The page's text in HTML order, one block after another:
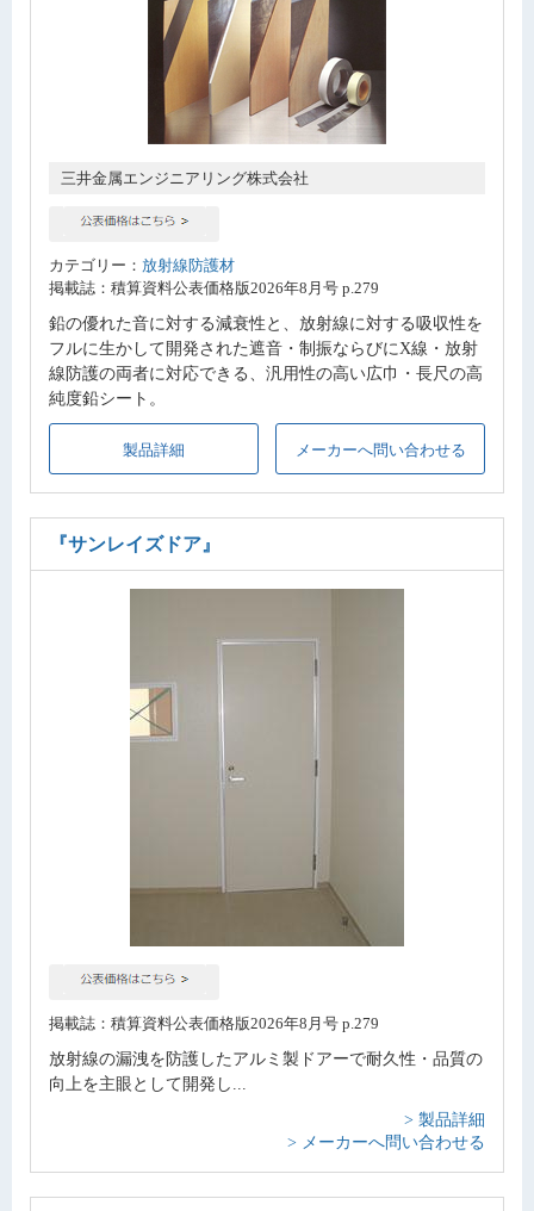
三井金属エンジニアリング株式会社
カテゴリー： 放射線防護材
掲載誌：積算資料公表価格版2026年8月号 p.279
鉛の優れた音に対する減衰性と、放射線に対する吸収性を
フルに生かして開発された遮音・制振ならびにX線・放射
線防護の両者に対応できる、汎用性の高い広巾・長尺の高
純度鉛シート。
製品詳細 メーカーへ問い合わせる
『サンレイズドア』
掲載誌：積算資料公表価格版2026年8月号 p.279
放射線の漏洩を防護したアルミ製ドアーで耐久性・品質の
向上を主眼として開発し...
> 製品詳細
> メーカーへ問い合わせる